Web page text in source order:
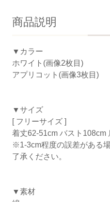
商品説明
▼カラー
ホワイト(画像2枚目)
アプリコット(画像3枚目)
▼サイズ
[ フリーサイズ ]
着丈62-51cm バスト108cm
※1-3cm程度の誤差がある
了承ください。
▼素材